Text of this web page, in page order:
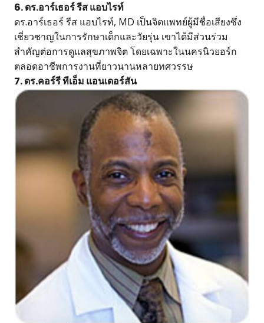
6. ดร.อาร์เธอร์ รีส แอบไรท์
ดร.อาร์เธอร์ รีส แอบไรท์, MD เป็นจิตแพทย์ผู้มีชื่อเสียงซึ่ง
เชี่ยวชาญในการรักษาเด็กและวัยรุ่น เขาได้มีส่วนร่วม
สำคัญต่อการดูแลสุขภาพจิต โดยเฉพาะในนครนิวยอร์ก
ตลอดอาชีพการงานที่ยาวนานหลายทศวรรษ
7. ดร.คอร์รี ทีเอ็ม แอนเดอร์สัน